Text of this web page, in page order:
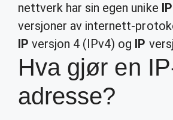
nettverk har sin egen unike IP
versjoner av internett-
IP versjon 4 (IPv4) og IP
Hva gjør en
adresse?